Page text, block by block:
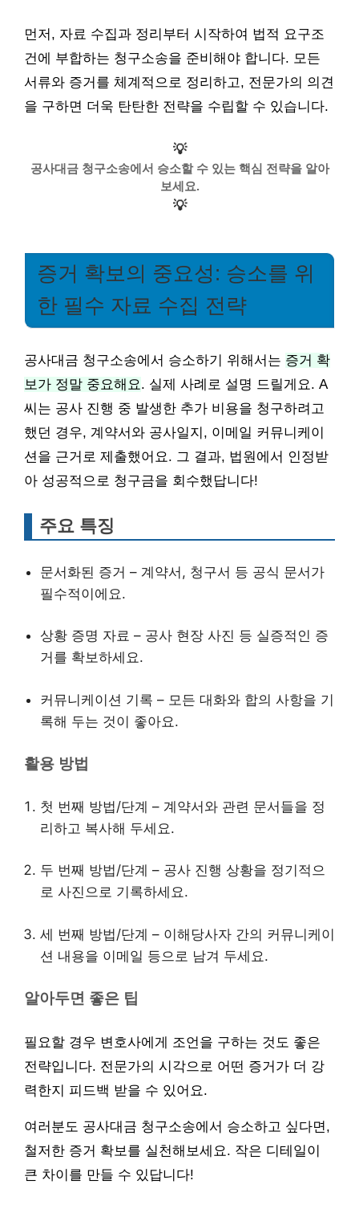
먼저, 자료 수집과 정리부터 시작하여 법적 요구조
건에 부합하는 청구소송을 준비해야 합니다. 모든
서류와 증거를 체계적으로 정리하고, 전문가의 의견
을 구하면 더욱 탄탄한 전략을 수립할 수 있습니다.
💡
공사대금 청구소송에서 승소할 수 있는 핵심 전략을 알아
보세요.
💡
증거 확보의 중요성: 승소를 위
한 필수 자료 수집 전략
공사대금 청구소송에서 승소하기 위해서는 증거 확
보가 정말 중요해요. 실제 사례로 설명 드릴게요. A
씨는 공사 진행 중 발생한 추가 비용을 청구하려고
했던 경우, 계약서와 공사일지, 이메일 커뮤니케이
션을 근거로 제출했어요. 그 결과, 법원에서 인정받
아 성공적으로 청구금을 회수했답니다!
주요 특징
문서화된 증거 – 계약서, 청구서 등 공식 문서가
필수적이에요.
상황 증명 자료 – 공사 현장 사진 등 실증적인 증
거를 확보하세요.
커뮤니케이션 기록 – 모든 대화와 합의 사항을 기
록해 두는 것이 좋아요.
활용 방법
첫 번째 방법/단계 – 계약서와 관련 문서들을 정
리하고 복사해 두세요.
두 번째 방법/단계 – 공사 진행 상황을 정기적으
로 사진으로 기록하세요.
세 번째 방법/단계 – 이해당사자 간의 커뮤니케이
션 내용을 이메일 등으로 남겨 두세요.
알아두면 좋은 팁
필요할 경우 변호사에게 조언을 구하는 것도 좋은
전략입니다. 전문가의 시각으로 어떤 증거가 더 강
력한지 피드백 받을 수 있어요.
여러분도 공사대금 청구소송에서 승소하고 싶다면,
철저한 증거 확보를 실천해보세요. 작은 디테일이
큰 차이를 만들 수 있답니다!